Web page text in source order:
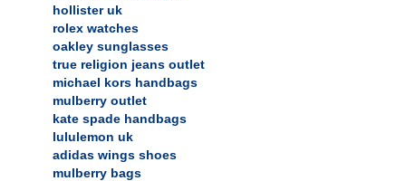
hollister uk
rolex watches
oakley sunglasses
true religion jeans outlet
michael kors handbags
mulberry outlet
kate spade handbags
lululemon uk
adidas wings shoes
mulberry bags